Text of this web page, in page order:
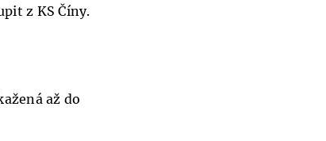
z KS Číny.
až do